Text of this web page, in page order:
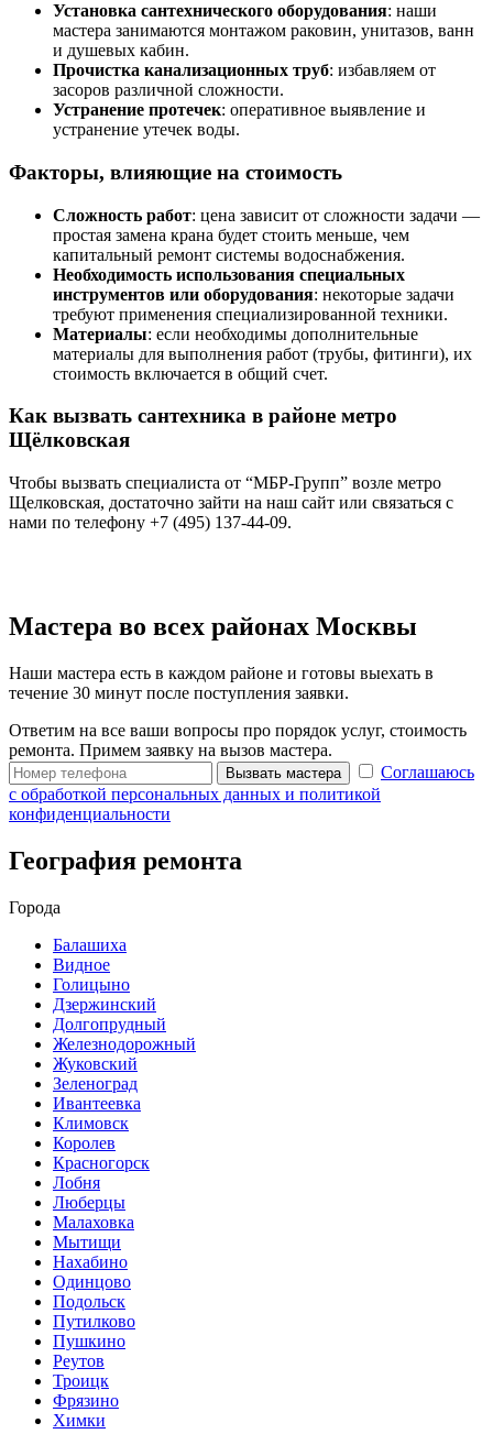
Установка сантехнического оборудования: наши
мастера занимаются монтажом раковин, унитазов, ванн
и душевых кабин.
Прочистка канализационных труб: избавляем от
засоров различной сложности.
Устранение протечек: оперативное выявление и
устранение утечек воды.
Факторы, влияющие на стоимость
Сложность работ: цена зависит от сложности задачи —
простая замена крана будет стоить меньше, чем
капитальный ремонт системы водоснабжения.
Необходимость использования специальных
инструментов или оборудования: некоторые задачи
требуют применения специализированной техники.
Материалы: если необходимы дополнительные
материалы для выполнения работ (трубы, фитинги), их
стоимость включается в общий счет.
Как вызвать сантехника в районе метро
Щёлковская
Чтобы вызвать специалиста от “МБР-Групп” возле метро
Щелковская, достаточно зайти на наш сайт или связаться с
нами по телефону +7 (495) 137-44-09.
Мастера во всех районах Москвы
Наши мастера есть в каждом районе и готовы выехать в
течение 30 минут после поступления заявки.
Ответим на все ваши вопросы про порядок услуг, стоимость
ремонта. Примем заявку на вызов мастера.
Вызвать мастера
Соглашаюсь
с обработкой персональных данных и политикой
конфиденциальности
География ремонта
Города
Балашиха
Видное
Голицыно
Дзержинский
Долгопрудный
Железнодорожный
Жуковский
Зеленоград
Ивантеевка
Климовск
Королев
Красногорск
Лобня
Люберцы
Малаховка
Мытищи
Нахабино
Одинцово
Подольск
Путилково
Пушкино
Реутов
Троицк
Фрязино
Химки